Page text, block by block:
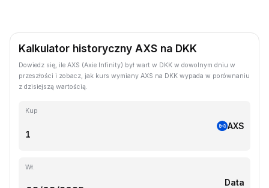
Kalkulator historyczny AXS na DKK
Dowiedz się, ile AXS (Axie Infinity) był wart w DKK w dowolnym dniu w
przeszłości i zobacz, jak kurs wymiany AXS na DKK wypada w porównaniu
z dzisiejszą wartością.
Kup
AXS
Wł.
Data